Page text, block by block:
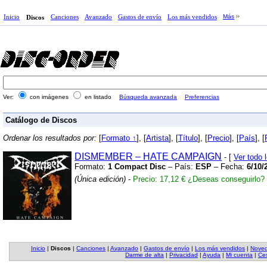
Inicio Discos Canciones Avanzado Gastos de envío Los más vendidos Más
Ver: con imágenes en listado Búsqueda avanzada Preferencias
Catálogo de Discos
Ordenar los resultados por: [Formato ↑], [Artista], [Título], [Precio], [País], [
DISMEMBER – HATE CAMPAIGN - [ Ver todo
Formato: 1 Compact Disc – País: ESP – Fecha: 6/10/
(Única edición) - Precio: 17,12 € ¿Deseas conseguirlo?
Inicio | Discos | Canciones | Avanzado | Gastos de envío | Los más vendidos |
Darme de alta | Privacidad | Ayuda | Mi cuenta |